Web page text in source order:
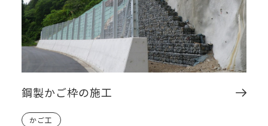
鋼製かご枠の施工
かご工